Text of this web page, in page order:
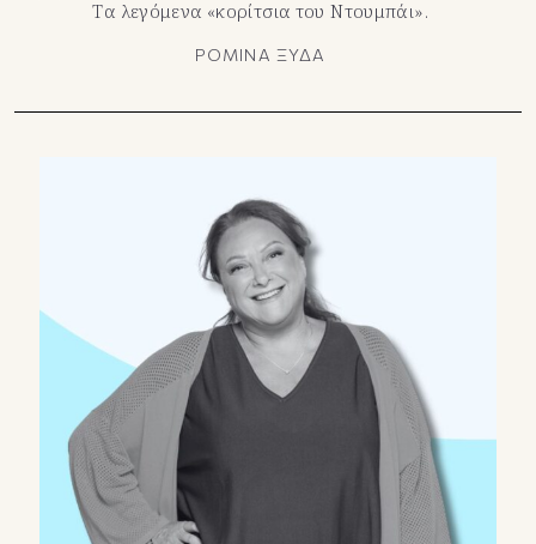
Τα λεγόμενα «κορίτσια του Ντουμπάι».
ΡΟΜΙΝΑ ΞΥΔΑ